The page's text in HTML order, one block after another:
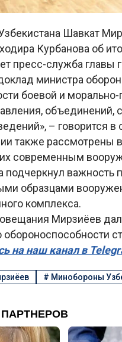
Шавкат
Курбанова об
пресс-служба главы
министра
боевой и морально-
– говорится в
также рассмотрены
современным
подчеркнул
образцами
комплекса.
Мирзиёев
на наш канал в
# Минобороны